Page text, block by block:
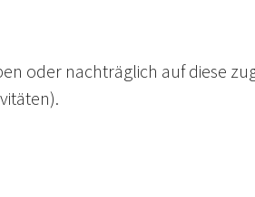
oder nachträglich auf diese